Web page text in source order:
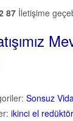
87 İletişime
Sonsuz
ikinci el redüktör